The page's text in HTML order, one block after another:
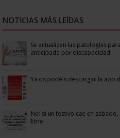
NOTICIAS MÁS LEÍDAS
Se actualizan las patologías
anticipada por discapacidad
Ya os podéis descargar la app
No: si un festivo cae en
libre